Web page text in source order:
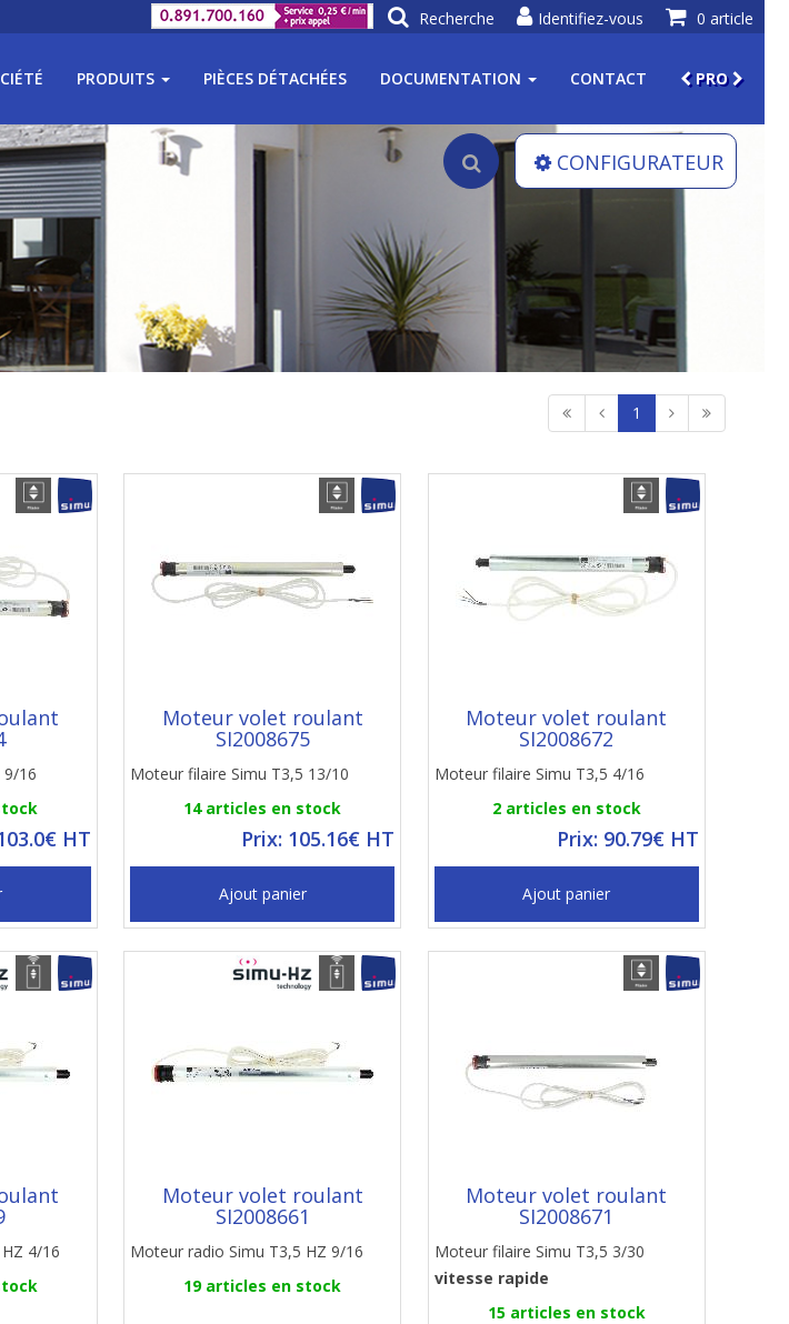
0 article
Identifiez-vous
Recherche
PRODUITS PIÈCES DÉTACHÉES DOCUMENTATION CONTACT PRO
CONFIGURATEUR
1
9/16
HT
Moteur volet roulant
SI2008675
Moteur filaire Simu T3,5 13/10
14 articles en stock
Prix: 105.16€ HT
Ajout panier
Moteur volet roulant
SI2008672
Moteur filaire Simu T3,5 4/16
2 articles en stock
Prix: 90.79€ HT
Ajout panier
4/16
Moteur volet roulant
SI2008661
Moteur radio Simu T3,5 HZ 9/16
19 articles en stock
Moteur volet roulant
SI2008671
Moteur filaire Simu T3,5 3/30
vitesse rapide
15 articles en stock